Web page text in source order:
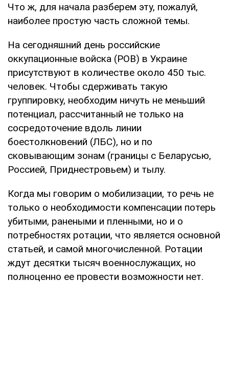
Что ж, для начала разберем эту, пожалуй,
наиболее простую часть сложной темы.
На сегодняшний день российские
оккупационные войска (РОВ) в Украине
присутствуют в количестве около 450 тыс.
человек. Чтобы сдерживать такую
группировку, необходим ничуть не меньший
потенциал, рассчитанный не только на
сосредоточение вдоль линии
боестолкновений (ЛБС), но и по
сковывающим зонам (границы с Беларусью,
Россией, Приднестровьем) и тылу.
Когда мы говорим о мобилизации, то речь не
только о необходимости компенсации потерь
убитыми, ранеными и пленными, но и о
потребностях ротации, что является основной
статьей, и самой многочисленной. Ротации
ждут десятки тысяч военнослужащих, но
полноценно ее провести возможности нет.